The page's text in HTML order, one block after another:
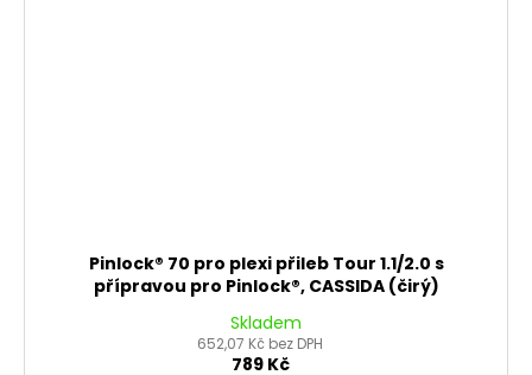
Pinlock® 70 pro plexi přileb Tour 1.1/2.0 s
přípravou pro Pinlock®, CASSIDA (čirý)
Skladem
652,07 Kč bez DPH
789 Kč